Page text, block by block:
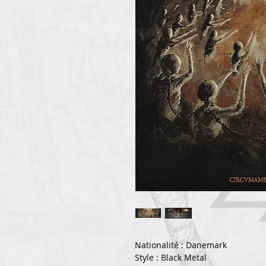
Nationalité : Danemark
Style : Black Metal